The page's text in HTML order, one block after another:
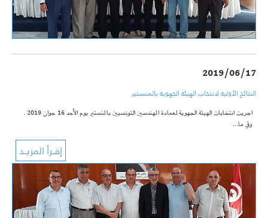
2019/06/17
النتائج الأولية لانتخاب الهيئة الجهوية بالمنستير
اجريت انتخابات الهيئة الجهوية لعمادة المهندسين التونسيين بالمنستير يوم الأحد 16 جوان 2019 .
وفي ما…